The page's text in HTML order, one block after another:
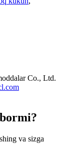
Co., Ltd.
va sizga